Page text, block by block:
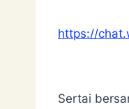
https://
Sertai